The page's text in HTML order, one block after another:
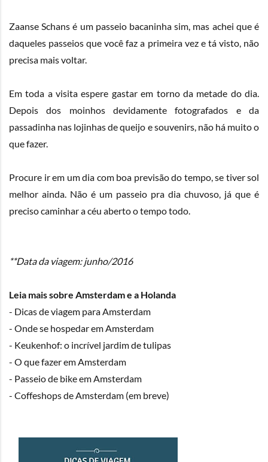
Zaanse Schans é um passeio bacaninha sim, mas achei que é
daqueles passeios que você faz a primeira vez e tá visto, não
precisa mais voltar.
Em toda a visita espere gastar em torno da metade do dia.
Depois dos moinhos devidamente fotografados e da
passadinha nas lojinhas de queijo e souvenirs, não há muito o
que fazer.
Procure ir em um dia com boa previsão do tempo, se tiver sol
melhor ainda. Não é um passeio pra dia chuvoso, já que é
preciso caminhar a céu aberto o tempo todo.
**Data da viagem: junho/2016
Leia mais sobre Amsterdam e a Holanda
- Dicas de viagem para Amsterdam
- Onde se hospedar em Amsterdam
- Keukenhof: o incrível jardim de tulipas
- O que fazer em Amsterdam
- Passeio de bike em Amsterdam
- Coffeshops de Amsterdam (em breve)